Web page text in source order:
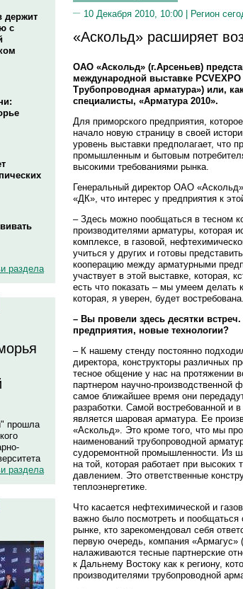
держит
с
раздела
прошла
раздела
10 Декабря 2010, 10:00 | Регион
«Аскольд» расширяет
ОАО «Аскольд» (г.Арсеньев)
международной выставке
Трубопроводная арматура») или,
специалисты, «Арматура 2010».
Для приморского предприятия,
начало новую страницу в своей
уровень выставки предполагает, что
промышленным и бытовым
высокими требованиями рынка.
Генеральный директор ОАО
«ДК», что интерес у предприятия к
– Здесь можно пообщаться в тесном
производителями арматуры, которая
комплексе, в газовой,
учиться у других и готовы
кооперацию между арматурными
участвует в этой выставке, которая,
есть что показать – мы умеем делать
которая, я уверен, будет востребована.
– Вы провели здесь десятки
предприятия, новые технологии?
– К нашему стенду постоянно
директора, конструкторы различных
тесное общение у нас на протяжении
партнером научно-
самое ближайшее время они
разработки. Самой востребованной и
является шаровая арматура. Ее
«Аскольд». Это кроме того, что мы
наименований трубопроводной
судоремонтной промышленности. Из
на той, которая работает при высоких
давлением. Это ответственные
теплоэнергетике.
Что касается нефтехимической и
важно было посмотреть и пообщаться
рынке, кто зарекомендовал себя
первую очередь, компания «Армагус»
налаживаются тесные партнерские
к Дальнему Востоку как к региону,
производителями трубопроводной